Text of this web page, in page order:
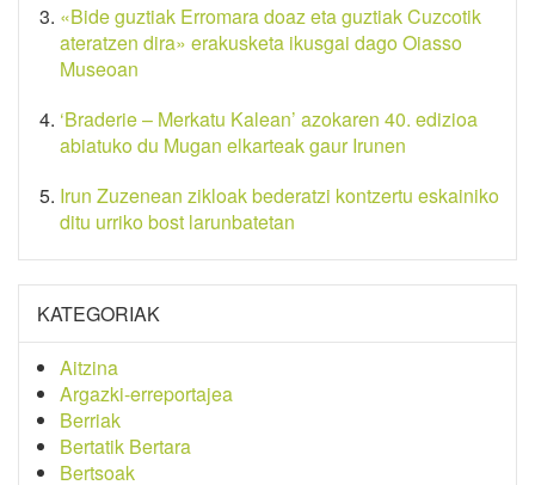
«Bide guztiak Erromara doaz eta guztiak Cuzcotik
ateratzen dira» erakusketa ikusgai dago Oiasso
Museoan
‘Braderie – Merkatu Kalean’ azokaren 40. edizioa
abiatuko du Mugan elkarteak gaur Irunen
Irun Zuzenean zikloak bederatzi kontzertu eskainiko
ditu urriko bost larunbatetan
KATEGORIAK
Aitzina
Argazki-erreportajea
Berriak
Bertatik Bertara
Bertsoak